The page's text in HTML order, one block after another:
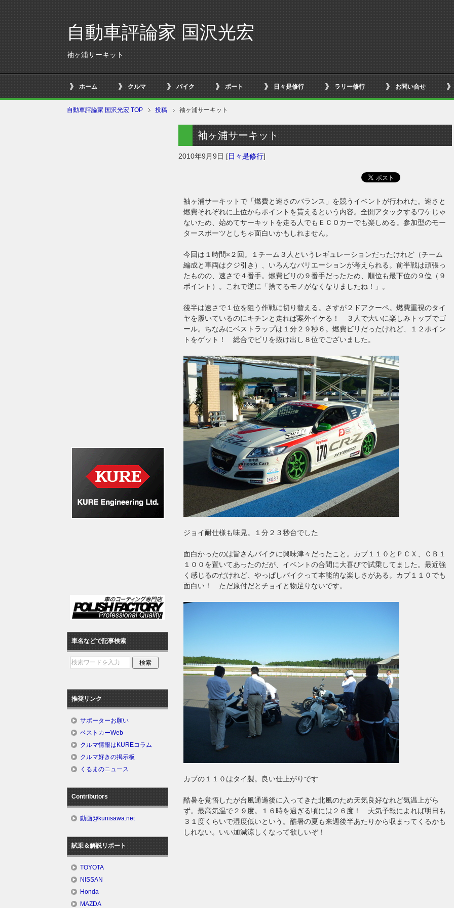
自動車評論家 国沢光宏
袖ヶ浦サーキット
ホーム クルマ バイク ボート 日々是修行 ラリー修行 お問い合せ
自動車評論家 国沢光宏 TOP 投稿 袖ヶ浦サーキット
袖ヶ浦サーキット
2010年9月9日 [日々是修行]
袖ヶ浦サーキットで「燃費と速さのバランス」を競うイベントが行われた。速さと
燃費それぞれに上位からポイントを貰えるという内容。全開アタックするワケじゃ
ないため、始めてサーキットを走る人でもＥＣＯカーでも楽しめる。参加型のモー
タースポーツとしちゃ面白いかもしれません。
今回は１時間×２回。１チーム３人というレギュレーションだったけれど（チーム
編成と車両はクジ引き）、いろんなバリエーションが考えられる。前半戦は頑張っ
たものの、速さで４番手。燃費ビリの９番手だったため、順位も最下位の９位（９
ポイント）。これで逆に「捨てるモノがなくなりましたね！」。
後半は速さで１位を狙う作戦に切り替える。さすが２ドアクーペ。燃費重視のタイ
ヤを履いているのにキチンと走れば案外イケる！ ３人で大いに楽しみトップでゴ
ール。ちなみにベストラップは１分２９秒６。燃費ビリだったけれど、１２ポイン
トをゲット！ 総合でビリを抜け出し８位でございました。
ジョイ耐仕様も味見。１分２３秒台でした
面白かったのは皆さんバイクに興味津々だったこと。カブ１１０とＰＣＸ、ＣＢ１
１００を置いてあったのだが、イベントの合間に大喜びで試乗してました。最近強
く感じるのだけれど、やっぱしバイクって本能的な楽しさがある。カブ１１０でも
面白い！ ただ原付だとチョイと物足りないです。
カブの１１０はタイ製。良い仕上がりです
酷暑を覚悟したが台風通過後に入ってきた北風のため天気良好なれど気温上がら
ず。最高気温で２９度。１６時を過ぎる頃には２６度！ 天気予報によれば明日も
３１度くらいで湿度低いという。酷暑の夏も来週後半あたりから収まってくるかも
しれない。いい加減涼しくなって欲しいぞ！
車名などで記事検索
推奨リンク
サポーターお願い
ベストカーWeb
クルマ情報はKUREコラム
クルマ好きの掲示板
くるまのニュース
Contributors
動画@kunisawa.net
試乗＆解説リポート
TOYOTA
NISSAN
Honda
MAZDA